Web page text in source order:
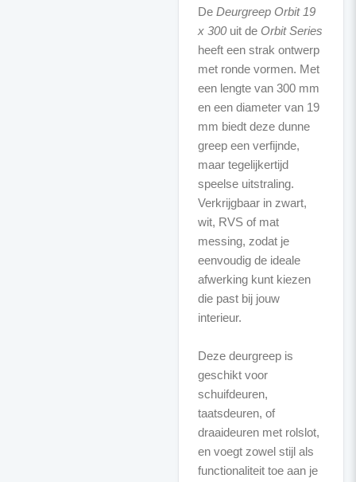
De Deurgreep Orbit 19
x 300uit de Orbit Series
heeft een strak ontwerp
met ronde vormen. Met
een lengte van 300 mm
en een diameter van 19
mm biedt deze dunne
greep een verfijnde,
maar tegelijkertijd
speelse uitstraling.
Verkrijgbaar in zwart,
wit, RVS of mat
messing, zodat je
eenvoudig de ideale
afwerking kunt kiezen
die past bij jouw
interieur.
Deze deurgreep is
geschikt voor
schuifdeuren,
taatsdeuren, of
draaideuren met rolslot,
en voegt zowel stijl als
functionaliteit toe aan je